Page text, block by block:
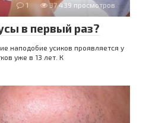
1 37 439 просмотров
в первый раз?
наподобие усиков проявляется у
уже в 13 лет. К